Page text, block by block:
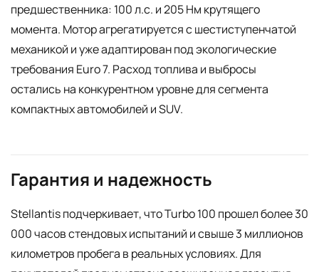
предшественника: 100 л.с. и 205 Нм крутящего
момента. Мотор агрегатируется с шестиступенчатой
механикой и уже адаптирован под экологические
требования Euro 7. Расход топлива и выбросы
остались на конкурентном уровне для сегмента
компактных автомобилей и SUV.
Гарантия и надежность
Stellantis подчеркивает, что Turbo 100 прошел более 30
000 часов стендовых испытаний и свыше 3 миллионов
километров пробега в реальных условиях. Для